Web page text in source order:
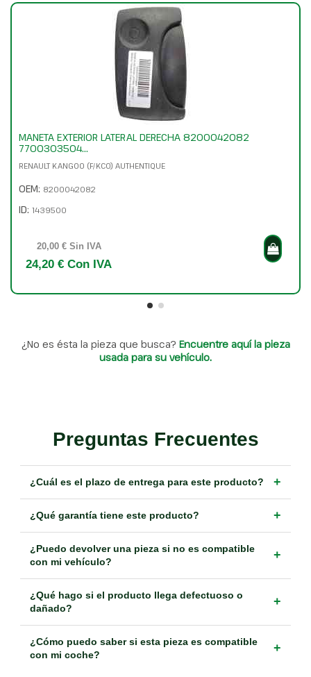
MANETA EXTERIOR LATERAL DERECHA 8200042082
7700303504...
RENAULT KANGOO (F/KC0) AUTHENTIQUE
OEM: 8200042082
ID: 1439500
20,00 € Sin IVA
24,20 € Con IVA
¿No es ésta la pieza que busca? Encuentre aquí la pieza
usada para su vehículo.
Preguntas Frecuentes
¿Cuál es el plazo de entrega para este producto? +
¿Qué garantía tiene este producto? +
¿Puedo devolver una pieza si no es compatible
con mi vehículo?
+
¿Qué hago si el producto llega defectuoso o
dañado?
+
¿Cómo puedo saber si esta pieza es compatible
con mi coche?
+